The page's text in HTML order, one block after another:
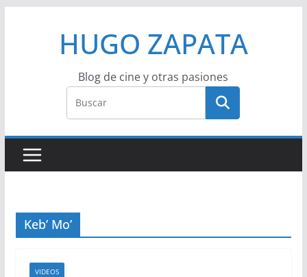
HUGO ZAPATA
Blog de cine y otras pasiones
Keb’ Mo’
VIDEOS